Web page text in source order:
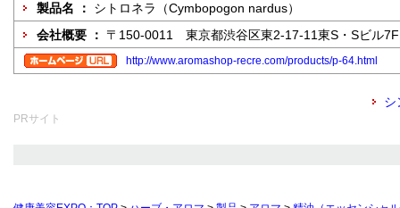
製品名 ： シトロネラ（Cymbopogon nardus）
会社概要 ： 〒150-0011 東京都渋谷区東2-17-11東S・Sビル7F
http://www.aromashop-recre.com/products/p-64.html
シ
PRサイト